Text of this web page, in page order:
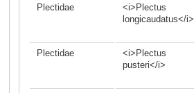
Plectidae
<i>Plectus
longicaudatus</i>
Plectidae
<i>Plectus
pusteri</i>